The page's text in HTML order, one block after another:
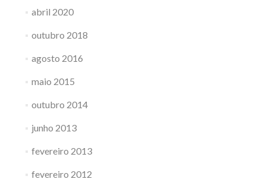
abril 2020
outubro 2018
agosto 2016
maio 2015
outubro 2014
junho 2013
fevereiro 2013
fevereiro 2012